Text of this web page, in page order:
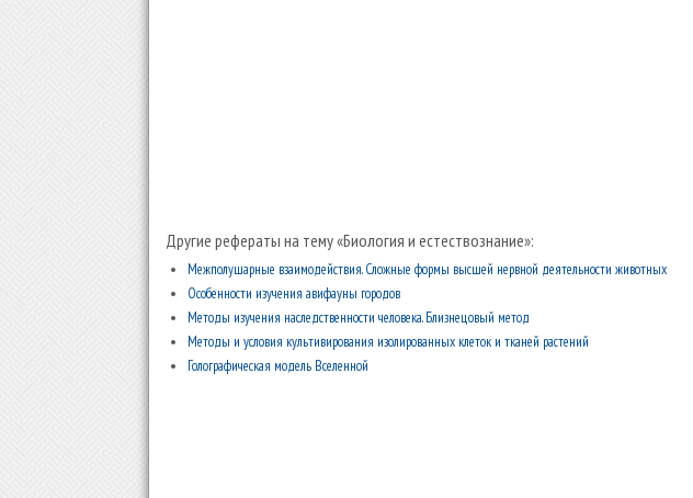
Другие рефераты на тему «Биология и естествознание»:
Межполушарные взаимодействия. Сложные формы высшей нервной деятельности животных
Особенности изучения авифауны городов
Методы изучения наследственности человека. Близнецовый метод
Методы и условия культивирования изолированных клеток и тканей растений
Голографическая модель Вселенной